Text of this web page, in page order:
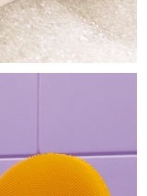
дата доставки
дата доставки
8/11/26